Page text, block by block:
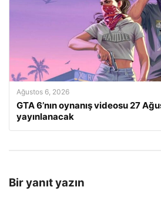
Ağustos 6, 2026
GTA 6’nın oynanış videosu 27
yayınlanacak
Bir yanıt yazın